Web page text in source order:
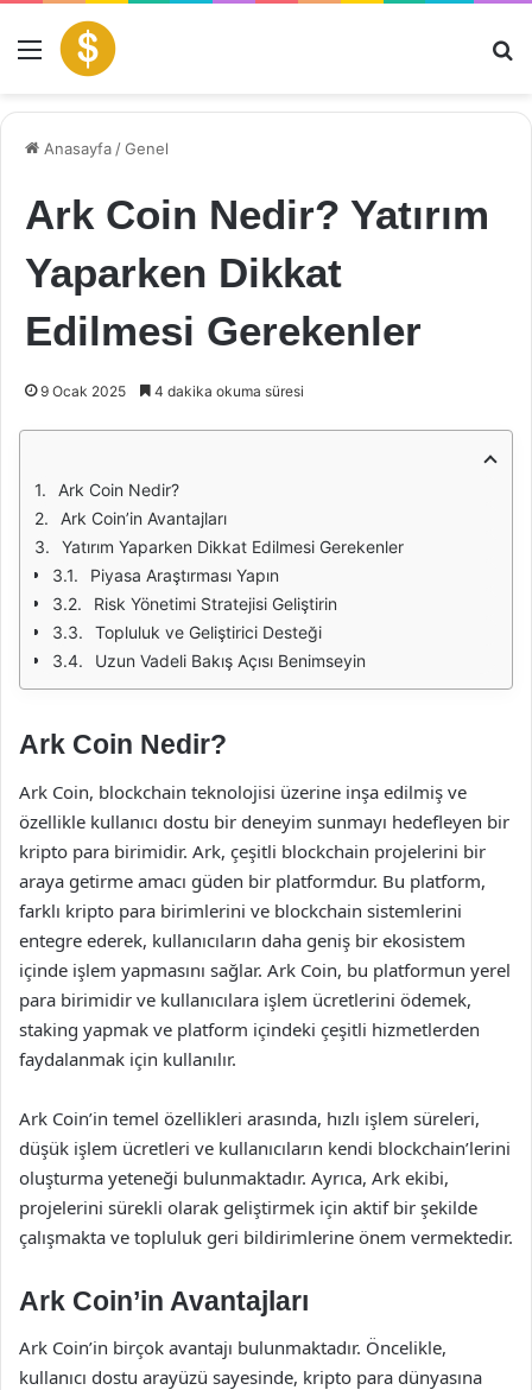
Menü
Anasayfa /Genel
Ark Coin Nedir? Yatırım
Yaparken Dikkat
Edilmesi Gerekenler
9 Ocak 2025 4 dakika okuma süresi
Ark Coin Nedir?
Ark Coin’in Avantajları
Yatırım Yaparken Dikkat Edilmesi Gerekenler
Piyasa Araştırması Yapın
Risk Yönetimi Stratejisi Geliştirin
Topluluk ve Geliştirici Desteği
Uzun Vadeli Bakış Açısı Benimseyin
Ark Coin Nedir?
Ark Coin, blockchain teknolojisi üzerine inşa edilmiş ve
özellikle kullanıcı dostu bir deneyim sunmayı hedefleyen bir
kripto para birimidir. Ark, çeşitli blockchain projelerini bir
araya getirme amacı güden bir platformdur. Bu platform,
farklı kripto para birimlerini ve blockchain sistemlerini
entegre ederek, kullanıcıların daha geniş bir ekosistem
içinde işlem yapmasını sağlar. Ark Coin, bu platformun yerel
para birimidir ve kullanıcılara işlem ücretlerini ödemek,
staking yapmak ve platform içindeki çeşitli hizmetlerden
faydalanmak için kullanılır.
Ark Coin’in temel özellikleri arasında, hızlı işlem süreleri,
düşük işlem ücretleri ve kullanıcıların kendi blockchain’lerini
oluşturma yeteneği bulunmaktadır. Ayrıca, Ark ekibi,
projelerini sürekli olarak geliştirmek için aktif bir şekilde
çalışmakta ve topluluk geri bildirimlerine önem vermektedir.
Ark Coin’in Avantajları
Ark Coin’in birçok avantajı bulunmaktadır. Öncelikle,
kullanıcı dostu arayüzü sayesinde, kripto para dünyasına